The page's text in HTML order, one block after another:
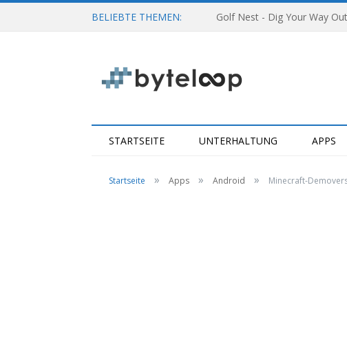
BELIEBTE THEMEN: Golf Nest - Dig Your Way
STARTSEITE UNTERHALTUNG APPS
Startseite » Apps » Android » Minecraft-